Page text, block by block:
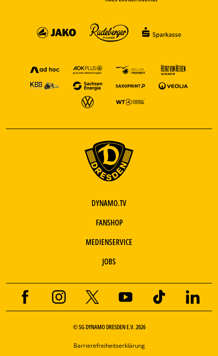
DYNAMO.TV
FANSHOP
MEDIENSERVICE
JOBS
© SG DYNAMO DRESDEN E.V. 2026
Barrierefreiheitserklärung